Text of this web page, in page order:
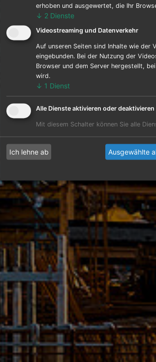
erhoben und ausgewertet, die Ihr
↓ 2 Dienste
Videostreaming und Datenverkehr
Auf unseren Seiten sind Inhalte wie der
eingebunden. Bei der Nutzung der
Browser und dem Server hergestellt,
wird.
↓ 1 Dienst
Alle Dienste aktivieren oder deaktivieren
Mit diesem Schalter können Sie alle
Ich lehne ab Ausgewählte